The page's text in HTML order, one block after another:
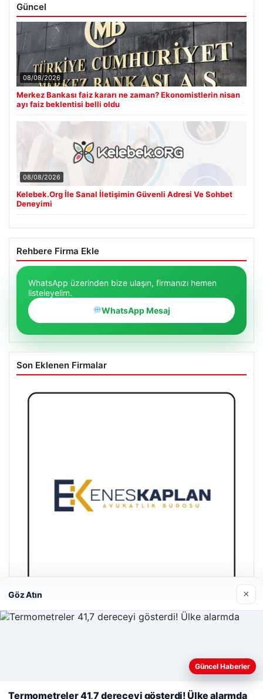
Güncel
08/08/2026
Merkez Bankası faiz kararı ne zaman? Ekonomistlerin nisan
ayı faiz beklentisi belli oldu
08/08/2026
Kelebek.Org İle Sanal İletişimin Güvenli Adresi Ve Sohbet
Deneyimi
Rehbere Firma Ekle
WhatsApp üzerinden bize ulaşın, firmanızı hemen
listeleyelim.
WhatsApp Mesaj
Son Eklenen Firmalar
Enes Kaplan Avukatlık Bürosu
deneyiminizi kişiselleştirmek ve geliştirmek amacıyla çerezler
Reddet Kabul Et
Göz Atın ×
Güncel Haberler
Termometreler 41,7 dereceyi gösterdi! Ülke alarmda